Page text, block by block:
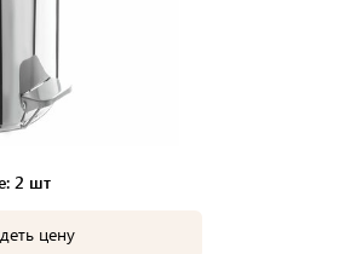
2 шт
цену